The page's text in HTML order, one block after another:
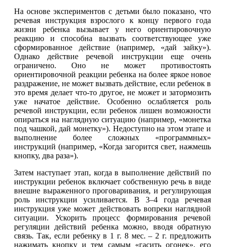
На основе экспериментов с детьми было показано, что
речевая инструкция взрослого к концу первого года
жизни ребенка вызывает у него ориентировочную
реакцию и способна вызвать соответствующее уже
сформированное действие (например, «дай зайку»).
Однако действие речевой инструкции еще очень
ограничено. Оно не может противостоять
ориентировочной реакции ребенка на более яркое новое
раздражение, не может вызвать действие, если ребенок в
это время делает что-то другое, не может и затормозить
уже начатое действие. Особенно ослабляется роль
речевой инструкции, если ребенок лишен возможности
опираться на наглядную ситуацию (например, «монетка
под чашкой, дай монетку»). Недоступно на этом этапе и
выполнение более сложных «программных»
инструкций (например, «Когда загорится свет, нажмешь
кнопку, два раза»).
Затем наступает этап, когда в выполнение действий по
инструкции ребенок включает собственную речь в виде
внешне выраженного проговаривания, и регулирующая
роль инструкции усиливается. В 3–4 года речевая
инструкция уже может действовать вопреки наглядной
ситуации. Ускорить процесс формирования речевой
регуляции действий ребенка можно, вводя обратную
связь. Так, если ребенку в 1 г. 8 мес. – 2 г. предложить
нажимать кнопку и тем самым «гасить огонек», его